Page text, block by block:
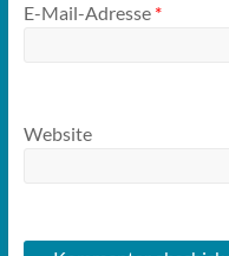
E-Mail-Adresse *
Website